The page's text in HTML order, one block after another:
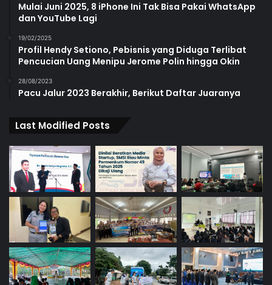
Mulai Juni 2025, 8 iPhone Ini Tak Bisa Pakai WhatsApp
dan YouTube Lagi
19/02/2025
Profil Hendy Setiono, Pebisnis yang Diduga Terlibat
Pencucian Uang Menipu Jerome Polin hingga Okin
28/08/2023
Pacu Jalur 2023 Berakhir, Berikut Daftar Juaranya
Last Modified Posts